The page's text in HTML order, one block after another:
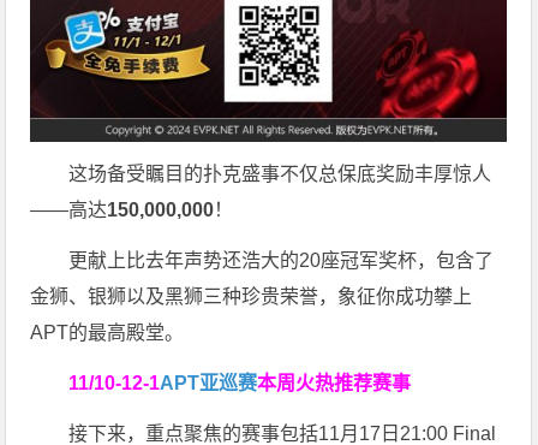
这场备受瞩目的扑克盛事不仅总保底奖励丰厚惊人
——高达150,000,000！
更献上比去年声势还浩大的20座冠军奖杯，包含了
金狮、银狮以及黑狮三种珍贵荣誉，象征你成功攀上
APT的最高殿堂。
11/10-12-1APT亚巡赛本周火热推荐赛事
接下来，重点聚焦的赛事包括11月17日21:00 Final